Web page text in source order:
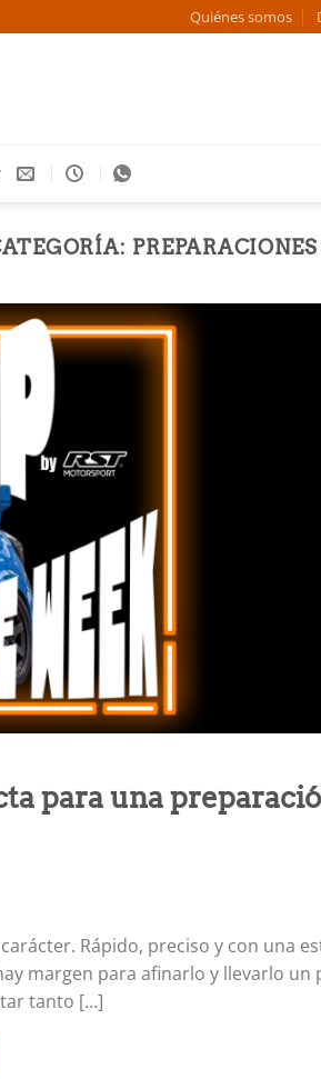
Quiénes somos
PREPARACIONES
para una
Rápido, preciso y con una
margen para afinarlo y llevarlo un
tanto […]